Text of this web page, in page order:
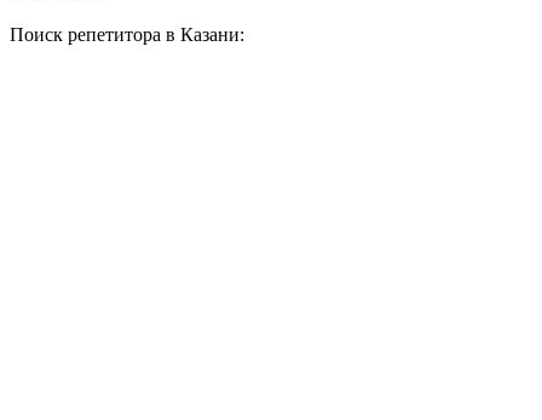
Поиск репетитора в Казани: